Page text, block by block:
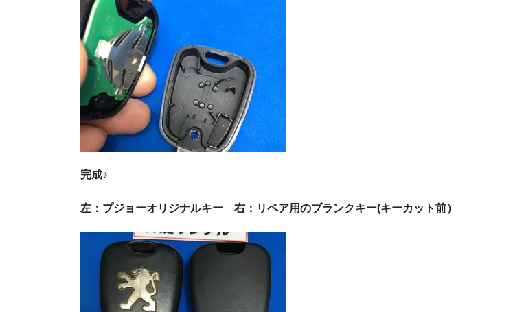
完成♪
左：プジョーオリジナルキー 右：リペア用のブランクキー(キーカット前）